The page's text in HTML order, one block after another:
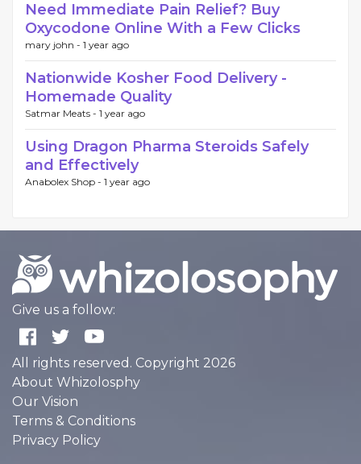
Need Immediate Pain Relief? Buy
Oxycodone Online With a Few Clicks
mary john - 1 year ago
Nationwide Kosher Food Delivery -
Homemade Quality
Satmar Meats - 1 year ago
Using Dragon Pharma Steroids Safely
and Effectively
Anabolex Shop - 1 year ago
Give us a follow:
All rights reserved. Copyright 2026
About Whizolosphy
Our Vision
Terms & Conditions
Privacy Policy